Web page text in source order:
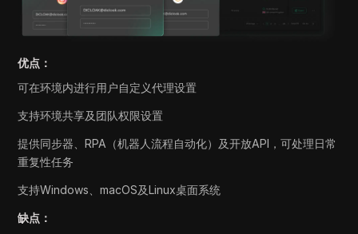
优点：
可在环境内进行用户自定义代理设置
支持环境共享及团队权限设置
提供同步器、RPA（机器人流程自动化）及开放API，可处理日常
重复性任务
支持Windows、macOS及Linux桌面系统
缺点：